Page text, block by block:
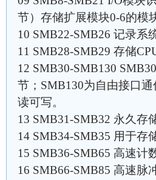
节）存储扩展模块0-6的模
10 SMB22-SMB26 记录系
11 SMB28-SMB29 存储
12 SMB30-SMB130
节；SMB130为自由接口
读可写。
13 SMB31-SMB32 永久存
14 SMB34-SMB35 用于存
15 SMB36-SMB65 高速计
16 SMB66-SMB85 高速脉